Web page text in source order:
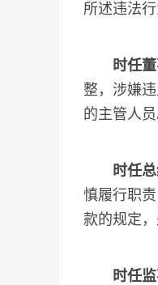
所述违法行
时任
整，涉嫌
的主管人员
时任
慎履行职
款的规定
时任